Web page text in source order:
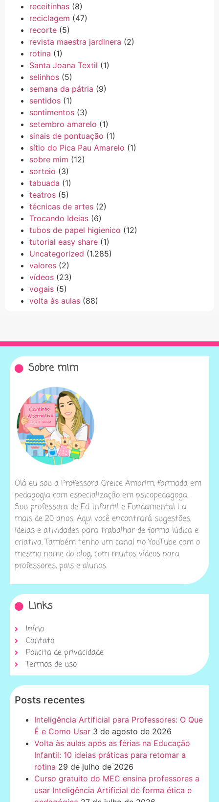
receitinhas (8)
reciclagem (47)
recorte (5)
revista maestra jardinera (2)
rotina (1)
Santa Joana Textil (1)
selinhos (5)
semana da pátria (9)
sentidos (1)
sentimentos (3)
setembro amarelo (1)
sinais de pontuação (1)
sítio do Pica Pau Amarelo (1)
sobre mim (12)
sorteio (3)
tabuada (1)
teatros (5)
técnicas de artes (2)
Trocando Ideias (6)
tubos de papel higienico (12)
tutorial easy share (1)
Uncategorized (1.285)
valores (2)
vídeos (23)
vogais (5)
volta às aulas (88)
Sobre mim
Olá eu sou a Professora Greice Amorim, formada em
pedagogia com especialização em psicopedagoga.
Sou professora de Ed. Infantil e Fundamental I a
mais de 20 anos. Aqui você encontrará sugestões,
ideias e atividades para trabalhar de forma lúdica e
criativa. Também tenho um canal no YouTube com o
mesmo nome do blog, com muitos vídeos para
professores, pais e alunos.
Links
Início
Contato
Policita de privacidade
Termos de uso
Posts recentes
Inteligência Artificial para Professores: O Que
É e Como Usar 3 de agosto de 2026
Volta às aulas após as férias na Educação
Infantil: 10 ideias práticas para retomar a
rotina 29 de julho de 2026
Curso gratuito do MEC ensina professores a
usar Inteligência Artificial de forma ética e